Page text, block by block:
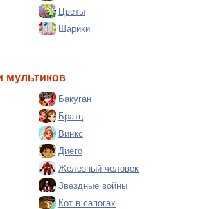
Цветы
Шарики
мультиков
Бакуган
Братц
Винкс
Диего
Железный человек
Звездные войны
Кот в сапогах